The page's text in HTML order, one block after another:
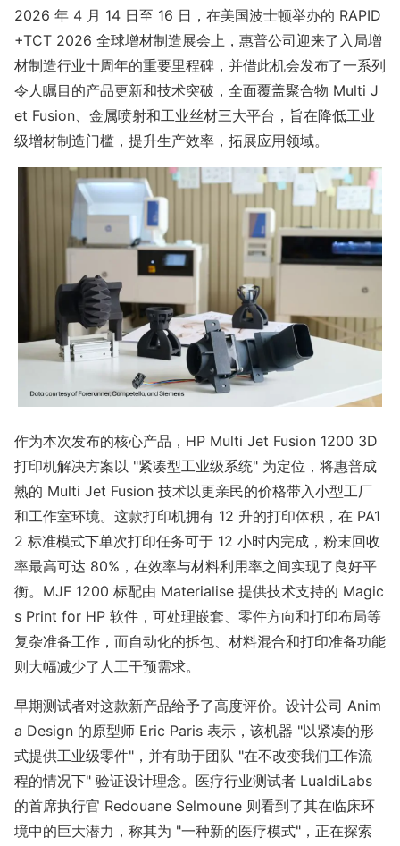
2026 年 4 月 14 日至 16 日，在美国波士顿举办的 RAPID
+TCT 2026 全球增材制造展会上，惠普公司迎来了入局增
材制造行业十周年的重要里程碑，并借此机会发布了一系列
令人瞩目的产品更新和技术突破，全面覆盖聚合物 Multi J
et Fusion、金属喷射和工业丝材三大平台，旨在降低工业
级增材制造门槛，提升生产效率，拓展应用领域。
作为本次发布的核心产品，HP Multi Jet Fusion 1200 3D
打印机解决方案以 "紧凑型工业级系统" 为定位，将惠普成
熟的 Multi Jet Fusion 技术以更亲民的价格带入小型工厂
和工作室环境。这款打印机拥有 12 升的打印体积，在 PA1
2 标准模式下单次打印任务可于 12 小时内完成，粉末回收
率最高可达 80%，在效率与材料利用率之间实现了良好平
衡。MJF 1200 标配由 Materialise 提供技术支持的 Magic
s Print for HP 软件，可处理嵌套、零件方向和打印布局等
复杂准备工作，而自动化的拆包、材料混合和打印准备功能
则大幅减少了人工干预需求。
早期测试者对这款新产品给予了高度评价。设计公司 Anim
a Design 的原型师 Eric Paris 表示，该机器 "以紧凑的形
式提供工业级零件"，并有助于团队 "在不改变我们工作流
程的情况下" 验证设计理念。医疗行业测试者 LualdiLabs
的首席执行官 Redouane Selmoune 则看到了其在临床环
境中的巨大潜力，称其为 "一种新的医疗模式"，正在探索